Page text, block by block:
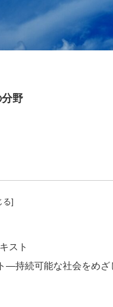
野
スト
―持続可能な社会をめざ